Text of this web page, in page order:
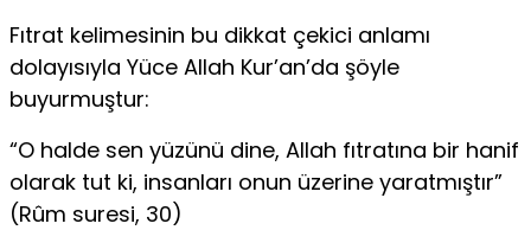
Fıtrat kelimesinin bu dikkat çekici anlamı
dolayısıyla Yüce Allah Kur’an’da şöyle
buyurmuştur:
“O halde sen yüzünü dine, Allah fıtratına bir hanif
olarak tut ki, insanları onun üzerine yaratmıştır”
(Rûm suresi, 30)